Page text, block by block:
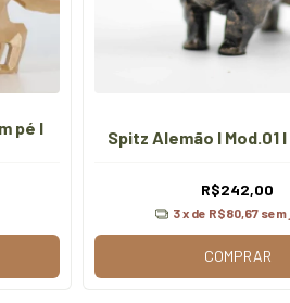
pé I
Spitz Alemão I Mod.01
R$242,00
3x de R$80,67 sem
COMPRAR